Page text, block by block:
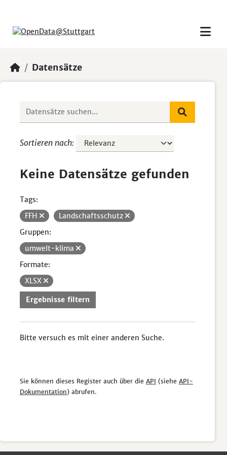
Datensätze
Sortieren nach
Keine Datensätze gefunden
Tags:
FFH
Landschaftsschutz
Gruppen:
umwelt-klima
Formate:
XLSX
Ergebnisse filtern
Bitte versuch es mit einer anderen Suche.
Sie können dieses Register auch über die API (siehe API-
Dokumentation) abrufen.